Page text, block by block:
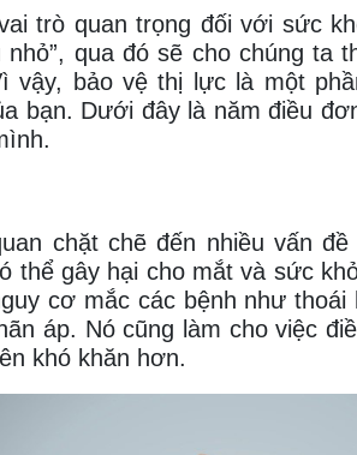
trò quan trọng đối với sức
nhỏ”, qua đó sẽ cho chúng ta
vậy, bảo vệ thị lực là một
bạn. Dưới đây là năm điều
chặt chẽ đến nhiều vấn
thể gây hại cho mắt và sức
cơ mắc các bệnh như thoái
áp. Nó cũng làm cho việc
khó khăn hơn.